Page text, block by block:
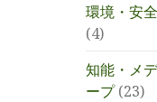
環境・安
(4)
知能・メ
ープ(23)